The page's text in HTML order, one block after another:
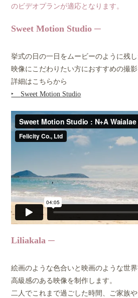
のビデオプランが適応となります。
Sweet Motion Studio
挙式の日の一日をムービーのように残し
映像にこだわりたい方におすすめの撮影
詳細はこちらから
‣ Sweet Motion Studio
Liliakala
絵画のような色合いと映画のような世
高級感のある映像を制作します。
二人でこれまで過ごした時間、ご家族